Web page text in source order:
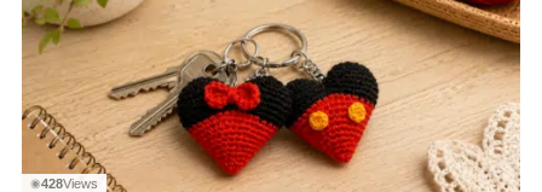
◉428Views